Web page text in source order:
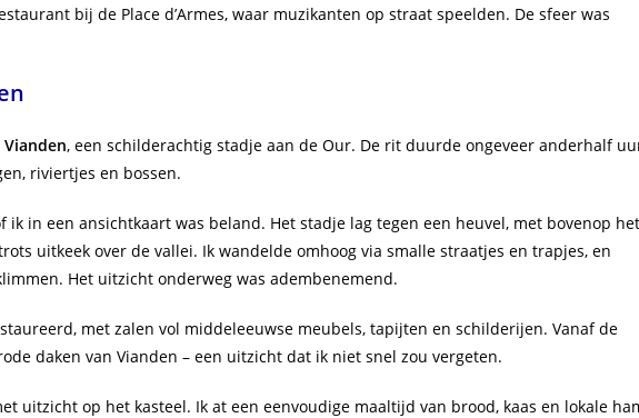
bij de Place d’Armes, waar muzikanten op straat speelden. De sfeer was
Vianden, een schilderachtig stadje aan de Our. De rit duurde ongeveer anderhalf
riviertjes en bossen.
ik in een ansichtkaart was beland. Het stadje lag tegen een heuvel, met bovenop het
uitkeek over de vallei. Ik wandelde omhoog via smalle straatjes en trapjes, en
Het uitzicht onderweg was adembenemend.
met zalen vol middeleeuwse meubels, tapijten en schilderijen. Vanaf de
daken van Vianden – een uitzicht dat ik niet snel zou vergeten.
uitzicht op het kasteel. Ik at een eenvoudige maaltijd van brood, kaas en lokale